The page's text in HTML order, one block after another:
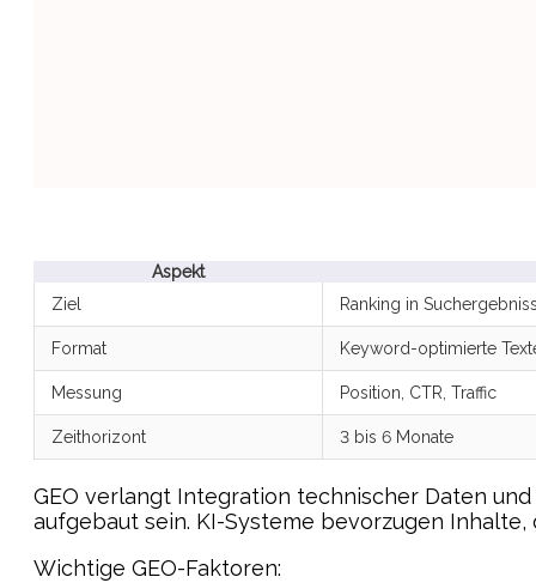
Aspekt
Ziel
Ranking in
Format Keyword-optimierte
Messung Position, CTR, Traffic
Zeithorizont 3 bis 6 Monate
GEO verlangt Integration technischer Daten
aufgebaut sein. KI-Systeme bevorzugen
Wichtige GEO-Faktoren: